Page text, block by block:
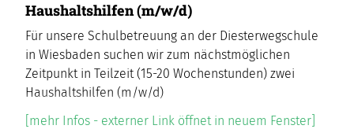
Haushaltshilfen (m/w/d)
Für unsere Schulbetreuung an der Diesterwegschule
in Wiesbaden suchen wir zum nächstmöglichen
Zeitpunkt in Teilzeit (15-20 Wochenstunden) zwei
Haushaltshilfen (m/w/d)
[mehr Infos - externer Link öffnet in neuem Fenster]